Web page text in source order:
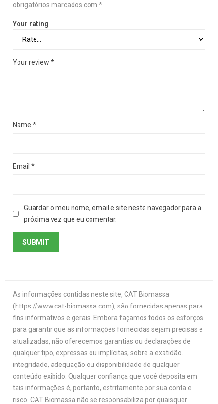
obrigatórios marcados com *
Your rating
Your review *
Name *
Email *
Guardar o meu nome, email e site neste navegador para a
próxima vez que eu comentar.
As informações contidas neste site, CAT Biomassa
(https://www.cat-biomassa.com), são fornecidas apenas para
fins informativos e gerais. Embora façamos todos os esforços
para garantir que as informações fornecidas sejam precisas e
atualizadas, não oferecemos garantias ou declarações de
qualquer tipo, expressas ou implícitas, sobre a exatidão,
integridade, adequação ou disponibilidade de qualquer
conteúdo exibido. Qualquer confiança que você deposita em
tais informações é, portanto, estritamente por sua conta e
risco. CAT Biomassa não se responsabiliza por quaisquer